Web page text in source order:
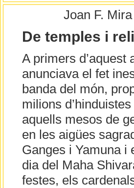
Joan F.
De temples i
A primers d’aquest
anunciava el fet
banda del món,
milions
aquells mesos de
en les aigües
Ganges i Yamuna i
dia del Maha
festes, els